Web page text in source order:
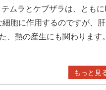
ムラとケブザラは、とも
胞に作用するのですが、
熱の産生にも関わります。
もっと見